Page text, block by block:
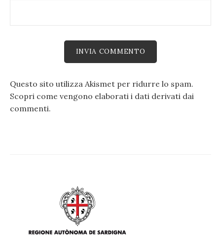
Questo sito utilizza Akismet per ridurre lo spam.
Scopri come vengono elaborati i dati derivati dai
commenti.